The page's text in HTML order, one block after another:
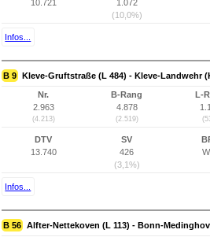
10.721
1.072
(10,0%)
Infos...
B 9 Kleve-Gruftstraße (L 484) - Kleve-Landwehr
Nr.
2.963
(4.213)
B-Rang
4.878
(2.519)
L-
DTV
13.740
SV
426
(3,1%)
Infos...
B 56 Alfter-Nettekoven (L 113) - Bonn-